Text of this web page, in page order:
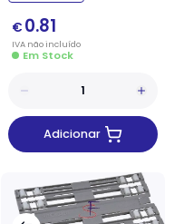
€ 0.81
IVA nãoincluído
Em Stock
Adicionar